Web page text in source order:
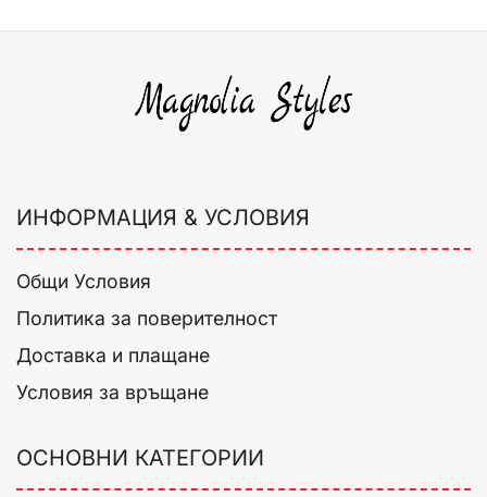
ИНФОРМАЦИЯ & УСЛОВИЯ
Общи Условия
Политика за поверителност
Доставка и плащане
Условия за връщане
ОСНОВНИ КАТЕГОРИИ